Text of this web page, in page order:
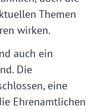
Themen
wirken.
auch ein
Die
eine
Ehrenamtlichen